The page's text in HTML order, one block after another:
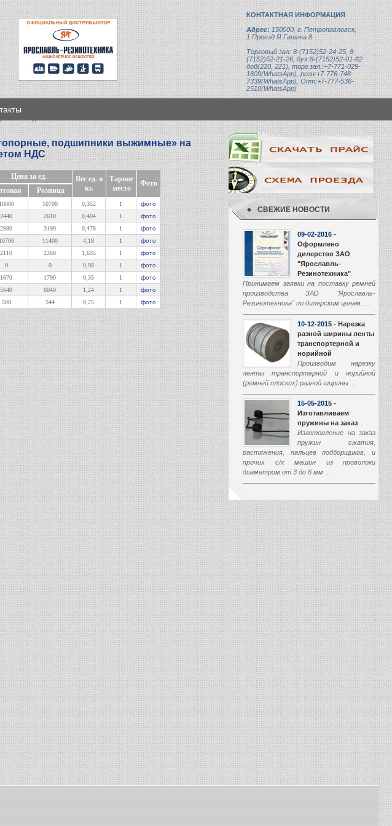
КОНТАКТНАЯ ИНФОРМАЦИЯ
Адрес:150000, г. Петропавловск,
1 Проезд Я.Гашека 8
Торговый зал: 8-(7152)52-24-25, 8-
(7152)52-21-26, бух:8-(7152)52-01-62
доб(220, 221), торг.зал.:+7-771-029-
1609(WhatsApp), розн:+7-776-748-
7339(WhatsApp), Опт:+7-777-536-
2510(WhatsApp)
подшипники выжимные» на
НДС
Цена за ед.
Вес ед. в
кг.
Тарное
место
Фото
Розница
10000 10700 0,352 1
фото
2440 2610 0,404 1
фото
2980 3190 0,478 1
фото
10700 11400 4,18 1
фото
2110 2260 1,635 1
фото
0 0 0,98 1
фото
1670 1790 0,35 1
фото
5640 6040 1,24 1
фото
508 544 0,25 1 фото
СВЕЖИЕ НОВОСТИ
09-02-2016 -
Оформлено
дилерство ЗАО
"Ярославль-
Резинотехника"
Принимаем заявки на поставку ремней
производства ЗАО "Ярославль-
Резинотехника" по дилерским ценам. ...
10-12-2015 - Нарезка
разной ширины ленты
транспортерной и
норийной
Производим нарезку
ленты транспортерной и норийной
(ремней плоских) разной ширины ...
15-05-2015 -
Изготавливаем
пружины на заказ
Изготовление на заказ
пружин сжатия,
растяжения, пальцев подборщиков, и
прочих с/х машин из проволоки
диаметром от 3 до 6 мм ...
Производство
транспортеров
наклонной камеры
Начали производство
транспортеров наклонной камеры (ТНК)
комбайнов Енисей, Нива. ...
13-01-2024 -
Изготовление сетки
рабица
Изготавливаем сетку
рабица под заказ по
заданным размерам ...